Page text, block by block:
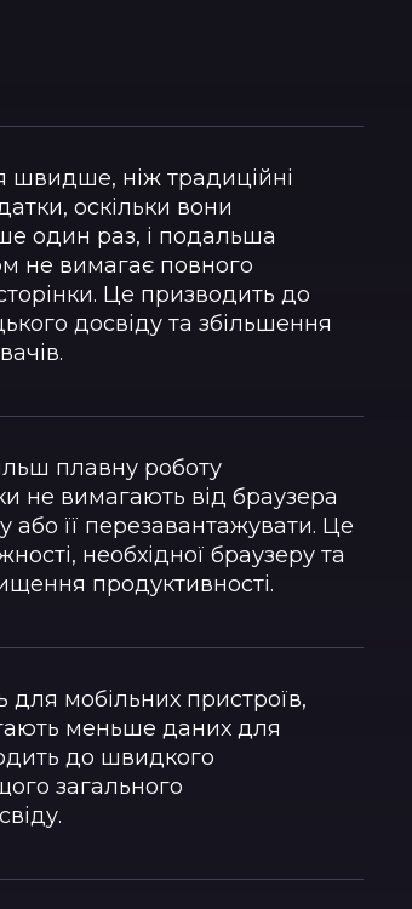
швидше, ніж традиційні
оскільки вони
один раз, і подальша
не вимагає повного
Це призводить до
досвіду та збільшення
плавну роботу
не вимагають від браузера
або її перезавантажувати. Це
необхідної браузеру та
продуктивності.
для мобільних пристроїв,
меньше даних для
до швидкого
загального